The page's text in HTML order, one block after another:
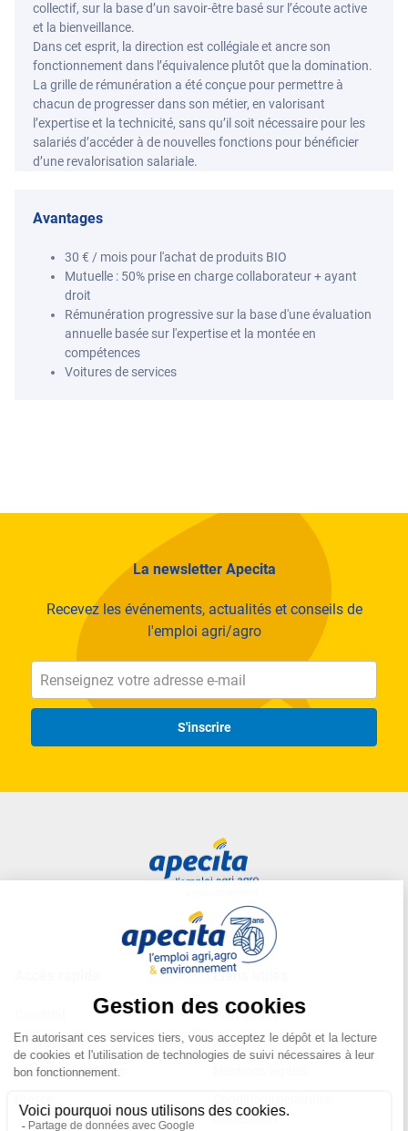
collectif, sur la base d’un savoir-être basé sur l’écoute active
et la bienveillance.
Dans cet esprit, la direction est collégiale et ancre son
fonctionnement dans l’équivalence plutôt que la domination.
La grille de rémunération a été conçue pour permettre à
chacun de progresser dans son métier, en valorisant
l’expertise et la technicité, sans qu’il soit nécessaire pour les
salariés d’accéder à de nouvelles fonctions pour bénéficier
d’une revalorisation salariale.
Avantages
30 € / mois pour l'achat de produits BIO
Mutuelle : 50% prise en charge collaborateur + ayant
droit
Rémunération progressive sur la base d'une évaluation
annuelle basée sur l'expertise et la montée en
compétences
Voitures de services
La newsletter Apecita
Recevez les événements, actualités et conseils de
l'emploi agri/agro
S'inscrire
Entreprise
Centre de formation
Liens utiles
Plan du site
FAQ
d'utilisation